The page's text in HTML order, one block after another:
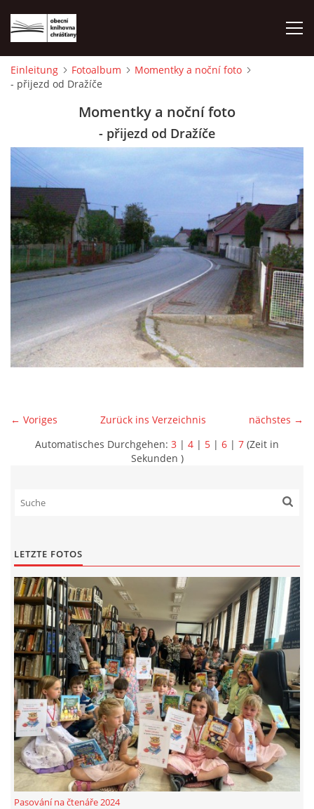
EINLEITUNG
© 2026 eStránky.cz |WebSlice |Drucken|Aktualisiert: 1. 8. 2026|
Nach oben ↑
Einleitung Fotoalbum
Momentky a noční foto
- přijezd od Dražíče
Momentky a noční foto
- přijezd od Dražíče
← Voriges nächstes →
Zurück ins Verzeichnis
Automatisches Durchgehen: 3 | 4 | 5 | 6 | 7 (Zeit in
Sekunden )
LETZTE FOTOS
Pasování na čtenáře 2024